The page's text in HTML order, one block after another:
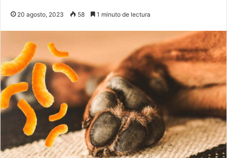
20 agosto, 2023 58 1 minuto de lectura